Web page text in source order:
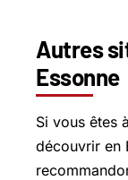
Autres
Essonne
Si vous êtes
découvrir en